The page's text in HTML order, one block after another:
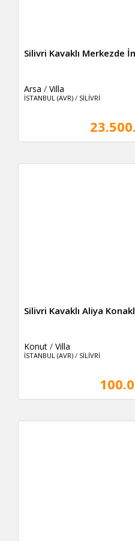
Silivri Kavaklı Merkezde
Arsa / Villa
İSTANBUL (AVR) / SİLİVRİ
Silivri Kavaklı Aliya
Konut / Villa
İSTANBUL (AVR) / SİLİVRİ